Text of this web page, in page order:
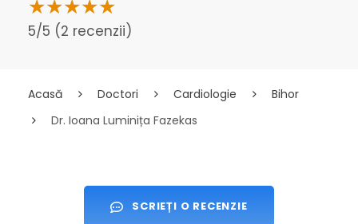
5/5 (2 recenzii)
Acasă Doctori Cardiologie
Bihor
Dr. Ioana Luminița Fazekas
SCRIEȚI O RECENZIE